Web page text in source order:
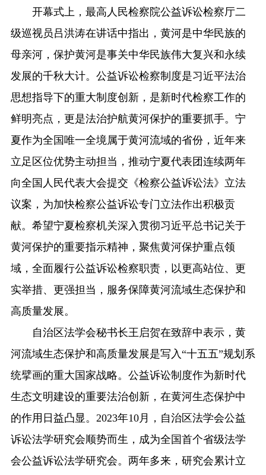
开幕式上，最高人民检察院公益诉讼检察厅二
级巡视员吕洪涛在讲话中指出，黄河是中华民族的
母亲河，保护黄河是事关中华民族伟大复兴和永续
发展的千秋大计。公益诉讼检察制度是习近平法治
思想指导下的重大制度创新，是新时代检察工作的
鲜明亮点，更是法治护航黄河保护的重要抓手。宁
夏作为全国唯一全境属于黄河流域的省份，近年来
立足区位优势主动担当，推动宁夏代表团连续两年
向全国人民代表大会提交《检察公益诉讼法》立法
议案，为加快检察公益诉讼专门立法作出积极贡
献。希望宁夏检察机关深入贯彻习近平总书记关于
黄河保护的重要指示精神，聚焦黄河保护重点领
域，全面履行公益诉讼检察职责，以更高站位、更
实举措、更强担当，服务保障黄河流域生态保护和
高质量发展。
自治区法学会秘书长王启贺在致辞中表示，黄
河流域生态保护和高质量发展是写入“十五五”规划系
统擘画的重大国家战略。公益诉讼制度作为新时代
生态文明建设的重要法治创新，在黄河生态保护中
的作用日益凸显。2023年10月，自治区法学会公益
诉讼法学研究会顺势而生，成为全国首个省级法学
会公益诉讼法学研究会。两年多来，研究会累计立